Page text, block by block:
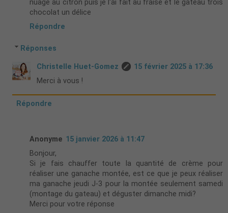
nuage au citron puis je l'ai fait au fraise et le gateau trois
chocolat un délice
Répondre
Réponses
Christelle Huet-Gomez
15 février 2025 à 17:36
Merci à vous !
Répondre
Anonyme 15 janvier 2026 à 11:47
Bonjour,
Si je fais chauffer toute la quantité de crème pour
réaliser une ganache montée, est ce que je peux réaliser
ma ganache jeudi J-3 pour la montée seulement samedi
(montage du gateau) et déguster dimanche midi?
Merci pour votre réponse